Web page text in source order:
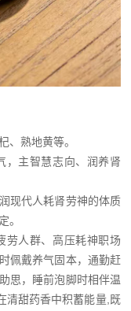
、熟地黄等。
，主智慧志向、润养肾
现代人耗肾劳神的体质
。
劳人群、高压耗神职场
佩戴养气固本，通勤赶
思，睡前泡脚时相伴温
清甜药香中积蓄能量,既